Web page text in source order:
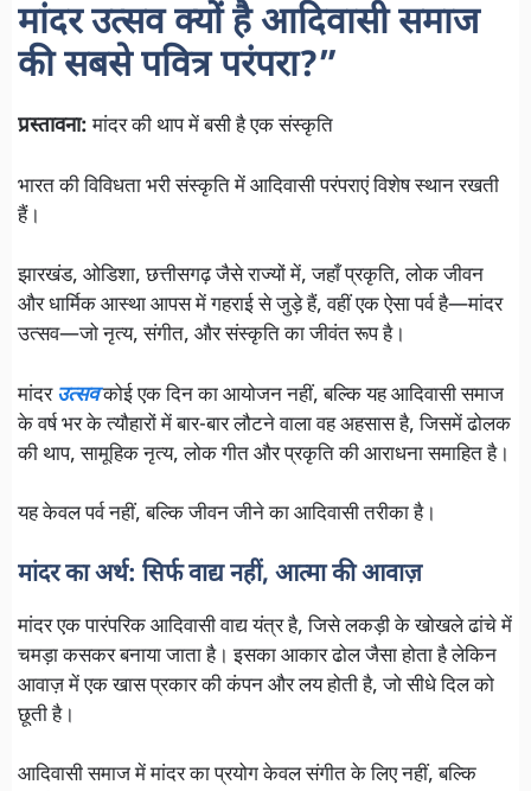
मांदर उत्सव क्यों है आदिवासी समाज
की सबसे पवित्र परंपरा?”
प्रस्तावना:मांदर की थाप में बसी है एक संस्कृति
भारत की विविधता भरी संस्कृति में आदिवासी परंपराएं विशेष स्थान रखती
हैं।
झारखंड, ओडिशा, छत्तीसगढ़ जैसे राज्यों में, जहाँ प्रकृति, लोक जीवन
और धार्मिक आस्था आपस में गहराई से जुड़े हैं, वहीं एक ऐसा पर्व है—मांदर
उत्सव—जो नृत्य, संगीत, और संस्कृति का जीवंत रूप है।
मांदरउत्सवकोई एक दिन का आयोजन नहीं, बल्कि यह आदिवासी समाज
के वर्ष भर के त्यौहारों में बार-बार लौटने वाला वह अहसास है, जिसमें ढोलक
की थाप, सामूहिक नृत्य, लोक गीत और प्रकृति की आराधना समाहित है।
यह केवल पर्व नहीं, बल्कि जीवन जीने का आदिवासी तरीका है।
मांदर का अर्थ: सिर्फ वाद्य नहीं, आत्मा की आवाज़
मांदर एक पारंपरिक आदिवासी वाद्य यंत्र है, जिसे लकड़ी के खोखले ढांचे में
चमड़ा कसकर बनाया जाता है। इसका आकार ढोल जैसा होता है लेकिन
आवाज़ में एक खास प्रकार की कंपन और लय होती है, जो सीधे दिल को
छूती है।
आदिवासी समाज में मांदर का प्रयोग केवल संगीत के लिए नहीं, बल्कि